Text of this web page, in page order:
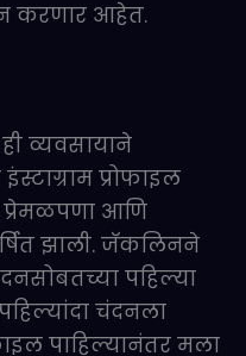
करणार आहेत.
व्यवसायाने
प्रोफाइल
प्रेमळपणा आणि
झाली. जॅकलिनने
पहिल्या
चंदनला
पाहिल्यानंतर मला